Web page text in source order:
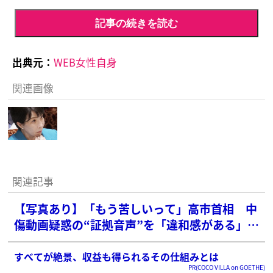
記事の続きを読む
出典元： WEB女性自身
関連画像
関連記事
【写真あり】「もう苦しいって」高市首相 中
傷動画疑惑の“証拠音声”を「違和感がある」と
逃げ姿勢もネットでは呆れ声続出
すべてが絶景、収益も得られるその仕組みとは
PR(COCO VILLA on GOETHE)